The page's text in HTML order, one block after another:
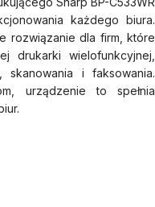
każdego biura.
rozwiązanie dla firm, które
drukarki wielofunkcyjnej,
skanowania i faksowania.
urządzenie to spełnia